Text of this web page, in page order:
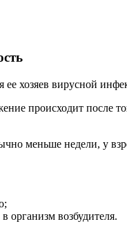
хозяев вирусной
происходит
меньше недели, у
организм возбудителя.